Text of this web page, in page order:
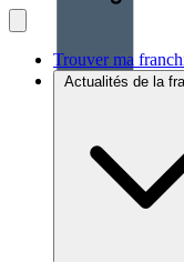
Trouver ma
Actualités de la